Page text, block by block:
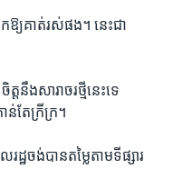
ឱ្យ​គាត់​រស់​ផង។​ នេះ​ជា​
សារាចរ​ថ្មី​នេះ​ទេ
តែ​ក្រីក្រ។
ឋ​ចង់​បាន​តម្លៃ​តាម​ទីផ្សារ​